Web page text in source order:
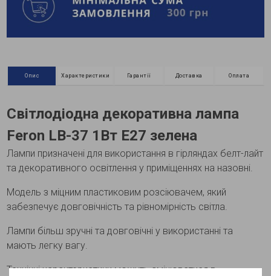
Опис Характеристики Гарантії Доставка Оплата
Світлодіодна декоративна лампа
Feron LB-37 1Вт E27 зелена
Лампи призначені для використання в гірляндах белт-лайт
та декоративного освітлення у приміщеннях на назовні.
Модель з міцним пластиковим розсіювачем, який
забезпечує довговічність та рівномірність світла.
Лампи більш зручні та довговічні у використанні та
мають легку вагу.
Технічні характеристики можуть змінюватися в